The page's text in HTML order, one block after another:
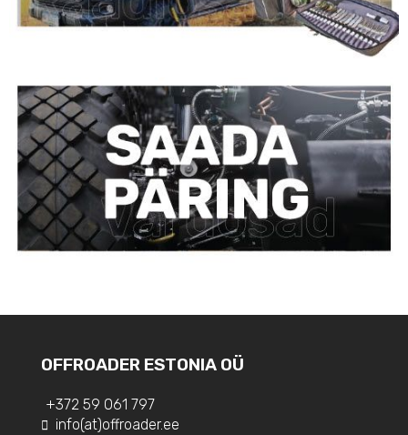
OFFROADER ESTONIA OÜ
+372 59 061 797
info(at)offroader.ee